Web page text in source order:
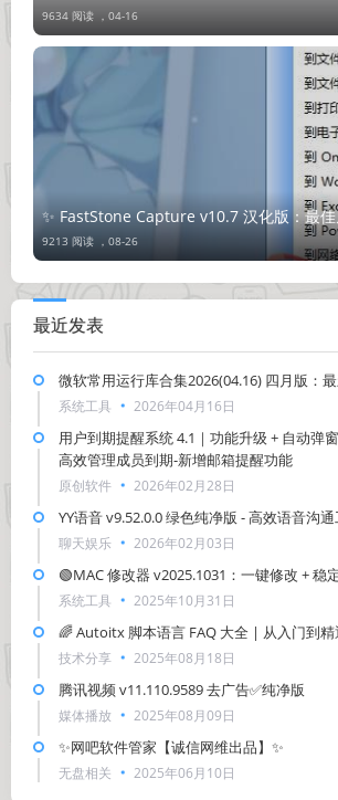
9634 阅读 ， 04-16
✨ FastStone Capture v10.7 汉化版：最
9213 阅读 ， 08-26
最近发表
微软常用运行库合集2026(04.16) 四月版：
系统工具 2026年04月16日
用户到期提醒系统 4.1｜功能升级 + 自动弹
高效管理成员到期-新增邮箱提醒功能
原创软件 2026年02月28日
YY语音 v9.52.0.0 绿色纯净版 - 高效语音沟通
聊天娱乐 2026年02月03日
🟢MAC 修改器 v2025.1031：一键修改 + 稳
系统工具 2025年10月31日
🌈 Autoitx 脚本语言 FAQ 大全 | 从入门到
技术分享 2025年08月18日
腾讯视频 v11.110.9589 去广告✅纯净版
媒体播放 2025年08月09日
✨网吧软件管家【诚信网维出品】✨
无盘相关 2025年06月10日